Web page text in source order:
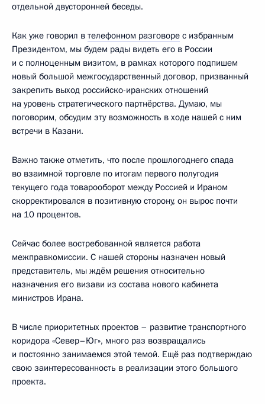
отдельной двусторонней беседы.
Как уже говорил в телефонном разговоре с избранным
Президентом, мы будем рады видеть его в России
и с полноценным визитом, в рамках которого подпишем
новый большой межгосударственный договор, призванный
закрепить выход российско-иранских отношений
на уровень стратегического партнёрства. Думаю, мы
поговорим, обсудим эту возможность в ходе нашей с ним
встречи в Казани.
Важно также отметить, что после прошлогоднего спада
во взаимной торговле по итогам первого полугодия
текущего года товарооборот между Россией и Ираном
скорректировался в позитивную сторону, он вырос почти
на 10 процентов.
Сейчас более востребованной является работа
межправкомиссии. С нашей стороны назначен новый
представитель, мы ждём решения относительно
назначения его визави из состава нового кабинета
министров Ирана.
В числе приоритетных проектов – развитие транспортного
коридора «Север–Юг», много раз возвращались
и постоянно занимаемся этой темой. Ещё раз подтверждаю
свою заинтересованность в реализации этого большого
проекта.